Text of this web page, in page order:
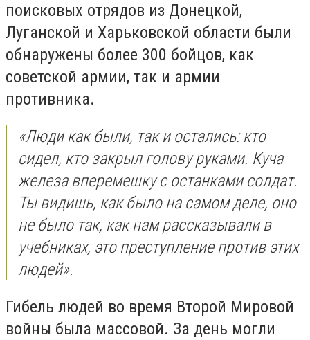
поисковых отрядов из Донецкой,
Луганской и Харьковской области были
обнаружены более 300 бойцов, как
советской армии, так и армии
противника.
«Люди как были, так и остались: кто
сидел, кто закрыл голову руками. Куча
железа вперемешку с останками солдат.
Ты видишь, как было на самом деле, оно
не было так, как нам рассказывали в
учебниках, это преступление против этих
людей».
Гибель людей во время Второй Мировой
войны была массовой. За день могли